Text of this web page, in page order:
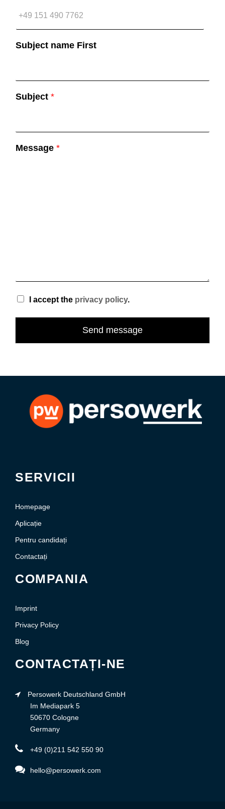
Subject name First
Subject *
Message *
I accept the privacy policy.
Send message
SERVICII
Homepage
Aplicație
Pentru candidați
Contactați
COMPANIA
Imprint
Privacy Policy
Blog
CONTACTAȚI-NE
Persowerk Deutschland GmbH
Im Mediapark 5
50670 Cologne
Germany
+49 (0)211 542 550 90
hello@persowerk.com